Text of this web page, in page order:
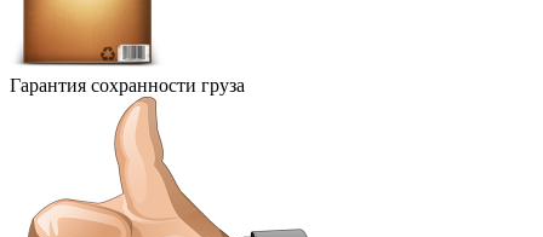
Гарантия сохранности груза